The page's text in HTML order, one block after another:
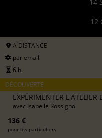
12
A DISTANCE
par email
6 h.
DÉCOUVERTE
EXPÉRIMENTER L'ATELIER
avec Isabelle Rossignol
136 €
pour les particuliers